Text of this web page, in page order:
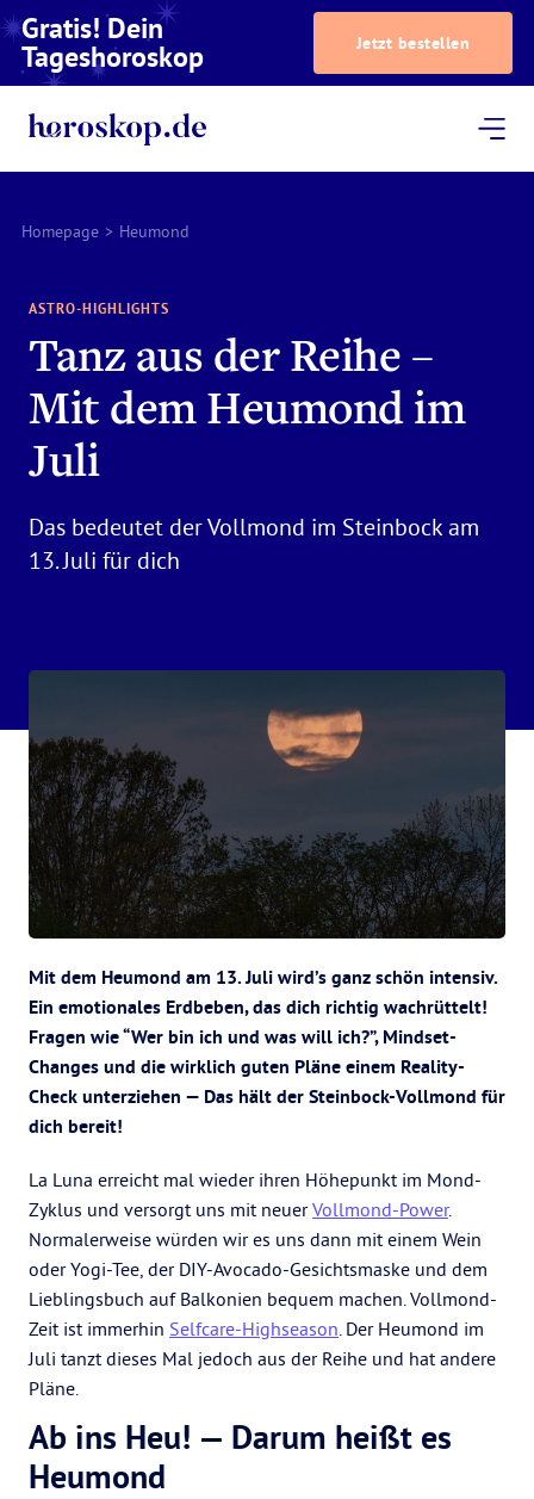
Gratis! Dein
Tageshoroskop Jetzt bestellen
Homepage > Heumond
ASTRO-HIGHLIGHTS
Tanz aus der Reihe –
Mit dem Heumond im
Juli
Das bedeutet der Vollmond im Steinbock am
13. Juli für dich
Mit dem Heumond am 13. Juli wird’s ganz schön intensiv.
Ein emotionales Erdbeben, das dich richtig wachrüttelt!
Fragen wie “Wer bin ich und was will ich?”, Mindset-
Changes und die wirklich guten Pläne einem Reality-
Check unterziehen — Das hält der Steinbock-Vollmond für
dich bereit!
La Luna erreicht mal wieder ihren Höhepunkt im Mond-
Zyklus und versorgt uns mit neuerVollmond-Power.
Normalerweise würden wir es uns dann mit einem Wein
oder Yogi-Tee, der DIY-Avocado-Gesichtsmaske und dem
Lieblingsbuch auf Balkonien bequem machen. Vollmond-
Zeit ist immerhin Selfcare-Highseason. Der Heumond im
Juli tanzt dieses Mal jedoch aus der Reihe und hat andere
Pläne.
Ab ins Heu! — Darum heißt es
Heumond